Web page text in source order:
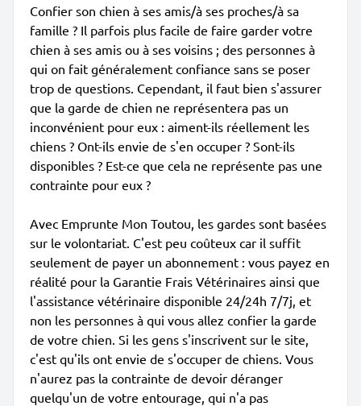
Confier son chien à ses amis/à ses proches/à sa
famille ? Il parfois plus facile de faire garder votre
chien à ses amis ou à ses voisins ; des personnes à
qui on fait généralement confiance sans se poser
trop de questions. Cependant, il faut bien s'assurer
que la garde de chien ne représentera pas un
inconvénient pour eux : aiment-ils réellement les
chiens ? Ont-ils envie de s'en occuper ? Sont-ils
disponibles ? Est-ce que cela ne représente pas une
contrainte pour eux ?
Avec Emprunte Mon Toutou, les gardes sont basées
sur le volontariat. C'est peu coûteux car il suffit
seulement de payer un abonnement : vous payez en
réalité pour la Garantie Frais Vétérinaires ainsi que
l'assistance vétérinaire disponible 24/24h 7/7j, et
non les personnes à qui vous allez confier la garde
de votre chien. Si les gens s'inscrivent sur le site,
c'est qu'ils ont envie de s'occuper de chiens. Vous
n'aurez pas la contrainte de devoir déranger
quelqu'un de votre entourage, qui n'a pas